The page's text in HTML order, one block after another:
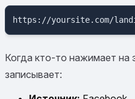
Когда кто-то нажимает на
записывает: